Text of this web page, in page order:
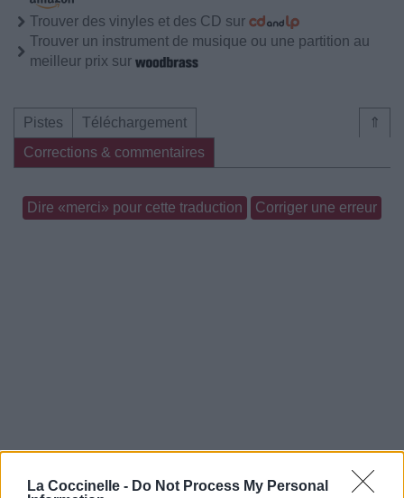
La Coccinelle - Do Not Process My Personal
Trouver des vinyles et des CD sur
Trouver un instrument de musique ou une partition au
meilleur prix sur
⇑
Pistes
Téléchargement
Corrections & commentaires
Dire «merci» pour cette traduction Corriger une erreur